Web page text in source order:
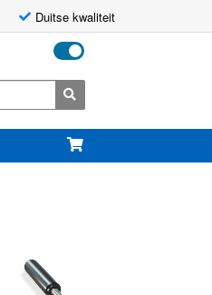
Duitse kwaliteit